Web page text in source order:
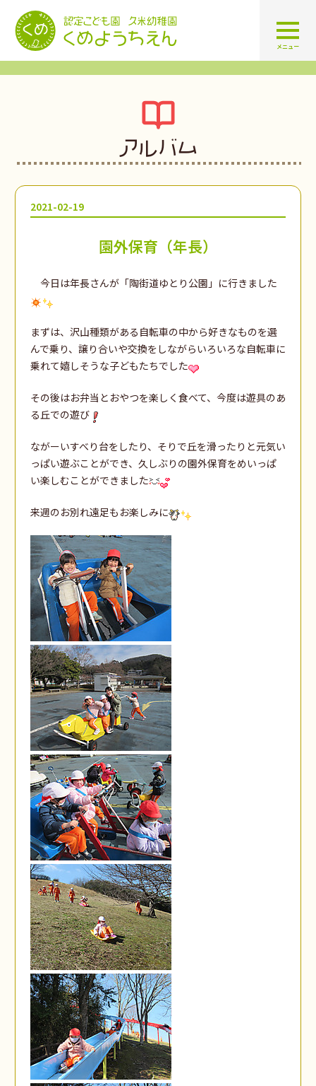
認定こども園 学校法人久米幼
メニュー
アルバム
2021-02-19
園外保育（年長）
今日は年長さんが「陶街道ゆとり公園」に行きました
まずは、沢山種類がある自転車の中から好きなものを選
んで乗り、譲り合いや交換をしながらいろいろな自転車に
乗れて嬉しそうな子どもたちでした
その後はお弁当とおやつを楽しく食べて、今度は遊具のあ
る丘での遊び
ながーいすべり台をしたり、そりで丘を滑ったりと元気い
っぱい遊ぶことができ、久しぶりの園外保育をめいっぱ
い楽しむことができました
来週のお別れ遠足もお楽しみに